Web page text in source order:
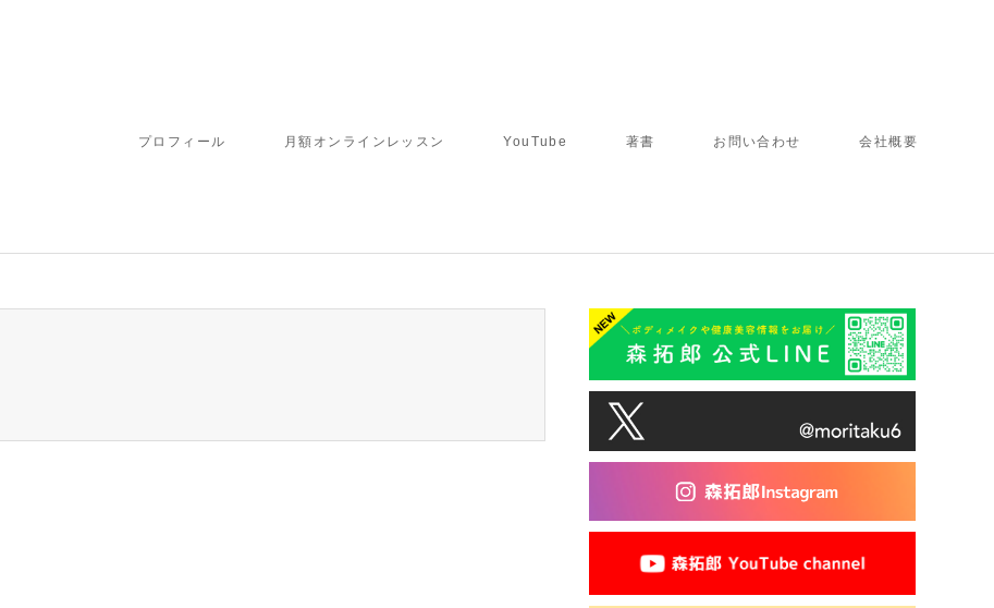
プロフィール 月額オンラインレッスン YouTube 著書 お問い合わせ 会社概要
/home/fbj/moritaku6.com/public_html/wp-content/themes/gensen_tcd050/breadcrumb.php